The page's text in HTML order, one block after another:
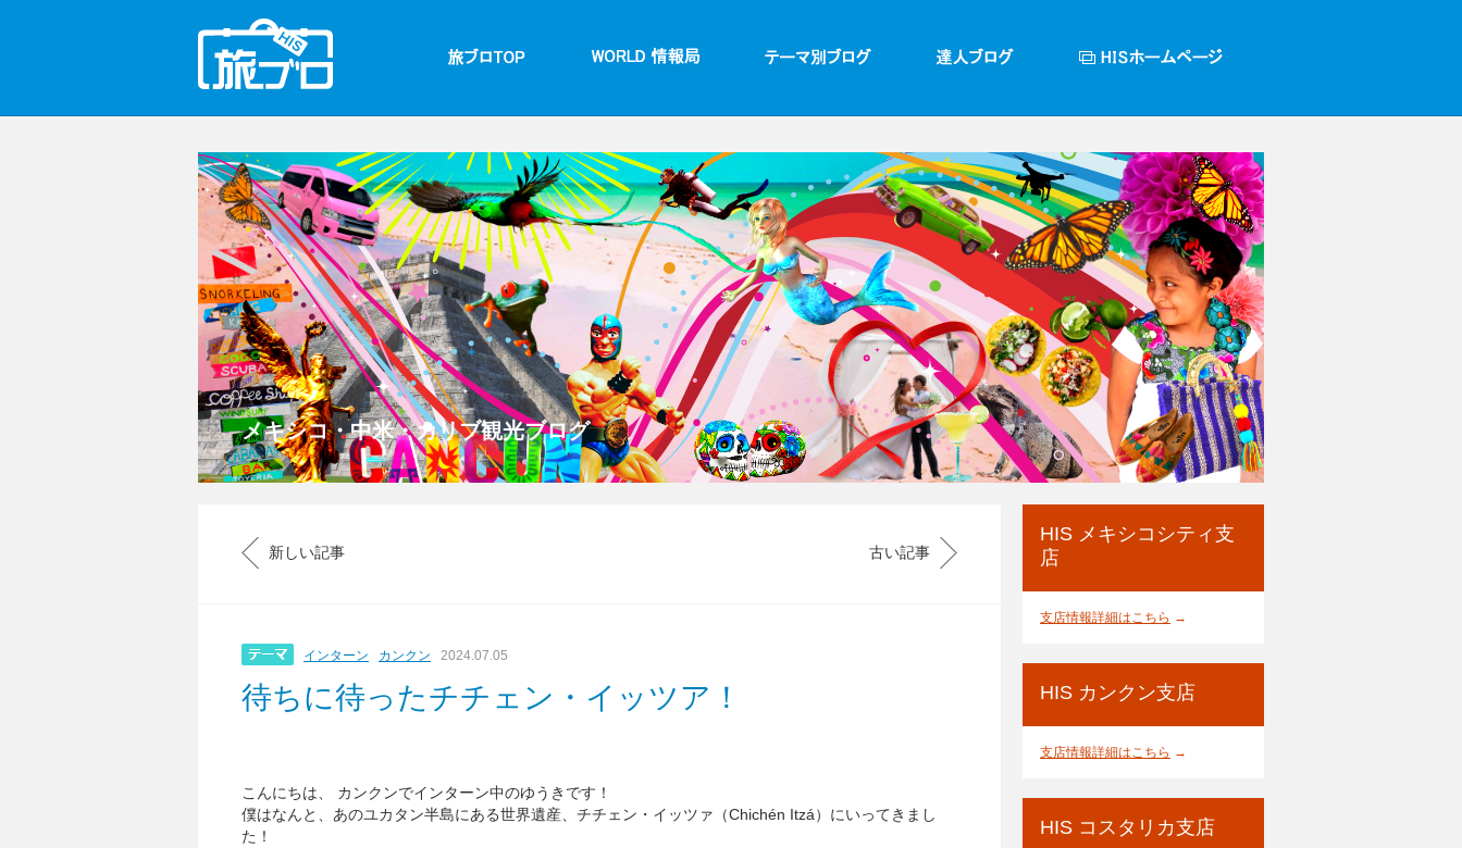
メキシコ・中米・カリブ観光ブログ
新しい記事 古い記事
インターン カンクン 2024.07.05
待ちに待ったチチェン・イッツア！
こんにちは、 カンクンでインターン中のゆうきです！
僕はなんと、あのユカタン半島にある世界遺産、チチェン・イッツァ（Chichén Itzá）にいってきまし
た！
HIS メキシコシティ支
店
支店情報詳細はこちら →
HIS カンクン支店
支店情報詳細はこちら →
HIS コスタリカ支店